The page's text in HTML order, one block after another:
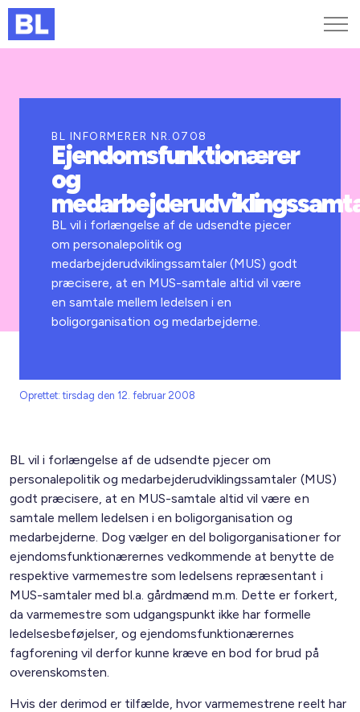
Kurser og arrangementer
Jobportalen
BL INFORMERER NR.0708
Ejendomsfunktionærer
og
BL vil i forlængelse af de udsendte pjecer
om personalepolitik og
medarbejderudviklingssamtaler (MUS) godt
præcisere, at en MUS-samtale altid vil være
en samtale mellem ledelsen i en
boligorganisation og medarbejderne.
Oprettet: tirsdag den 12. februar 2008
BL vil i forlængelse af de udsendte pjecer om
personalepolitik og medarbejderudviklingssamtaler (MUS)
godt præcisere, at en MUS-samtale altid vil være en
samtale mellem ledelsen i en boligorganisation og
medarbejderne. Dog vælger en del boligorganisationer for
ejendomsfunktionærernes vedkommende at benytte de
respektive varmemestre som ledelsens repræsentant i
MUS-samtaler med bl.a. gårdmænd m.m. Dette er forkert,
da varmemestre som udgangspunkt ikke har formelle
ledelsesbeføjelser, og ejendomsfunktionærernes
fagforening vil derfor kunne kræve en bod for brud på
overenskomsten.
Hvis der derimod er tilfælde, hvor varmemestrene reelt har